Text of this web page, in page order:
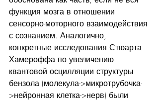
функция мозга в отношении
сенсорно-моторного взаимодействия
с сознанием. Аналогично,
конкретные исследования Стюарта
Хамероффа по увеличению
квантовой осцилляции структуры
бензола (молекула->микротрубочка-
>нейронная клетка->нерв) были